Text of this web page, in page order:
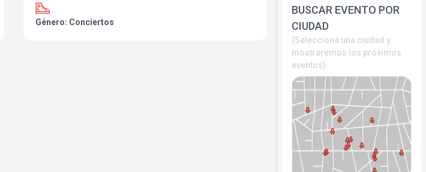
Género: Conciertos
BUSCAR EVENTO POR
CIUDAD
(Selecciona una ciudad y
mostraremos los próximos
eventos)